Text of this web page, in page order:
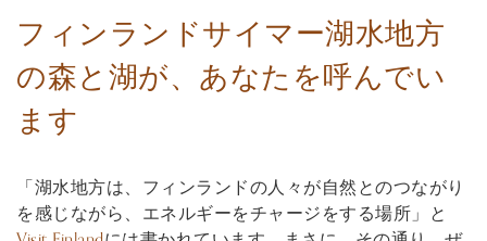
フィンランドサイマー湖水地方
の森と湖が、あなたを呼んでい
ます
「湖水地方は、フィンランドの人々が自然とのつながり
を感じながら、エネルギーをチャージをする場所」と